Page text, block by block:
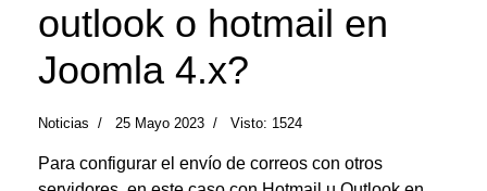
outlook o hotmail en
Joomla 4.x?
Noticias 25 Mayo 2023 Visto: 1524
Para configurar el envío de correos con otros